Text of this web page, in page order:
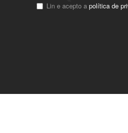
Lin e acepto a política de